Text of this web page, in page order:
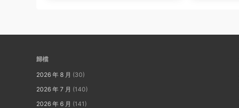
歸檔
2026 年 8 月 (30)
2026 年 7 月 (140)
2026 年 6 月 (141)